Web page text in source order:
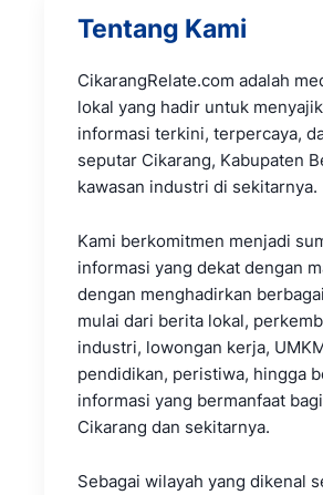
Tentang Kami
CikarangRelate.com adalah
lokal yang hadir untuk
informasi terkini, terpercaya,
seputar Cikarang, Kabupaten
kawasan industri di sekitarnya.
Kami berkomitmen menjadi
informasi yang dekat dengan
dengan menghadirkan
mulai dari berita lokal,
industri, lowongan kerja,
pendidikan, peristiwa, hingga
informasi yang bermanfaat
Cikarang dan sekitarnya.
Sebagai wilayah yang dikenal